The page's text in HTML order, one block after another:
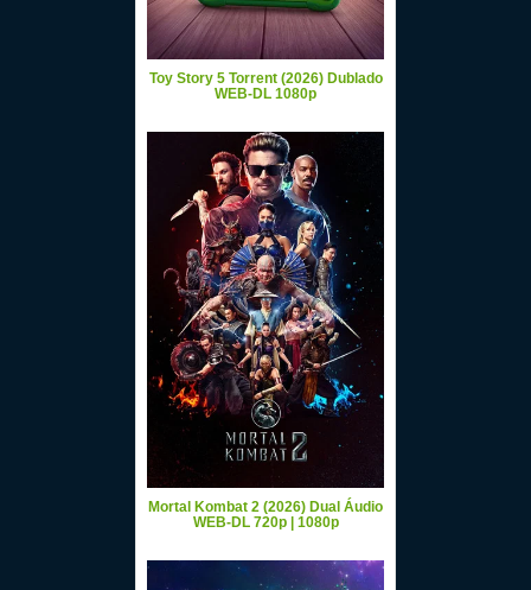
Toy Story 5 Torrent (2026) Dublado
WEB-DL 1080p
Mortal Kombat 2 (2026) Dual Áudio
WEB-DL 720p | 1080p